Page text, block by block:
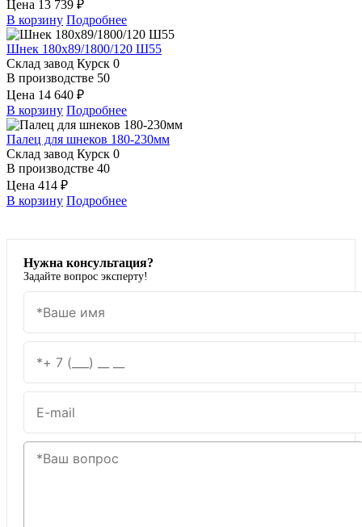
Цена 13 739 ₽
В корзину Подробнее
Шнек 180х89/1800/120 Ш55
Склад завод Курск 0
В производстве 50
Цена 14 640 ₽
В корзину Подробнее
Палец для шнеков 180-230мм
Склад завод Курск 0
В производстве 40
Цена 414 ₽
В корзину Подробнее
Нужна консультация?
Задайте вопрос эксперту!